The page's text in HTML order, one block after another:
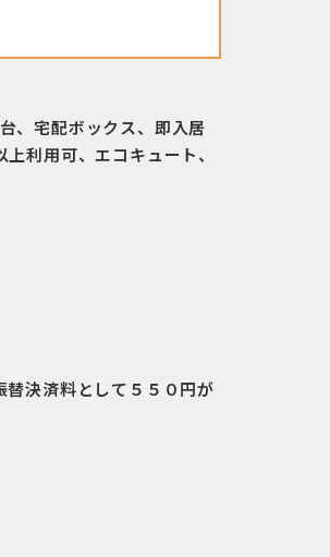
、宅配ボックス、即入居
利用可、エコキュート、
決済料として５５０円が